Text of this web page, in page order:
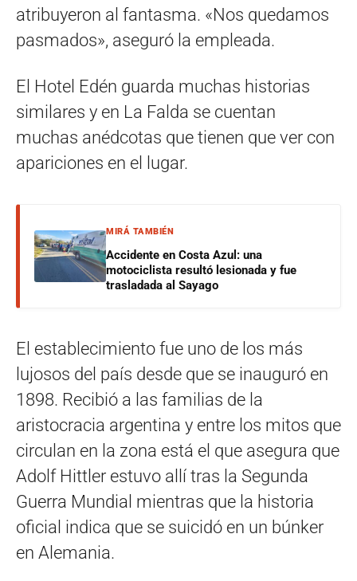
atribuyeron al fantasma. «Nos quedamos
pasmados», aseguró la empleada.
El Hotel Edén guarda muchas historias
similares y en La Falda se cuentan
muchas anédcotas que tienen que ver con
apariciones en el lugar.
MIRÁ TAMBIÉN
Accidente en Costa Azul: una
motociclista resultó lesionada y fue
trasladada al Sayago
El establecimiento fue uno de los más
lujosos del país desde que se inauguró en
1898. Recibió a las familias de la
aristocracia argentina y entre los mitos que
circulan en la zona está el que asegura que
Adolf Hittler estuvo allí tras la Segunda
Guerra Mundial mientras que la historia
oficial indica que se suicidó en un búnker
en Alemania.